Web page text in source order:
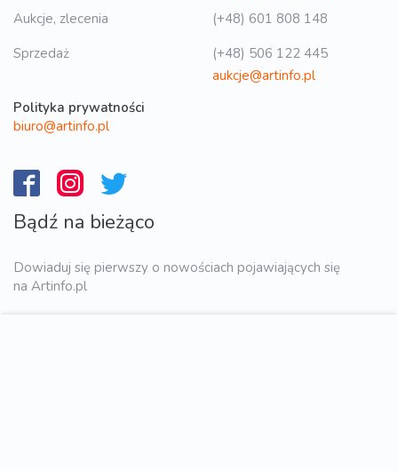
Aukcje, zlecenia
(+48) 601 808 148
Sprzedaż
(+48) 506 122 445
aukcje@artinfo.pl
Polityka prywatności
biuro@artinfo.pl
Bądź na bieżąco
Dowiaduj się pierwszy o nowościach pojawiających się
na Artinfo.pl